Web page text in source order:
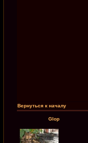
Вернуться к началу
Glop